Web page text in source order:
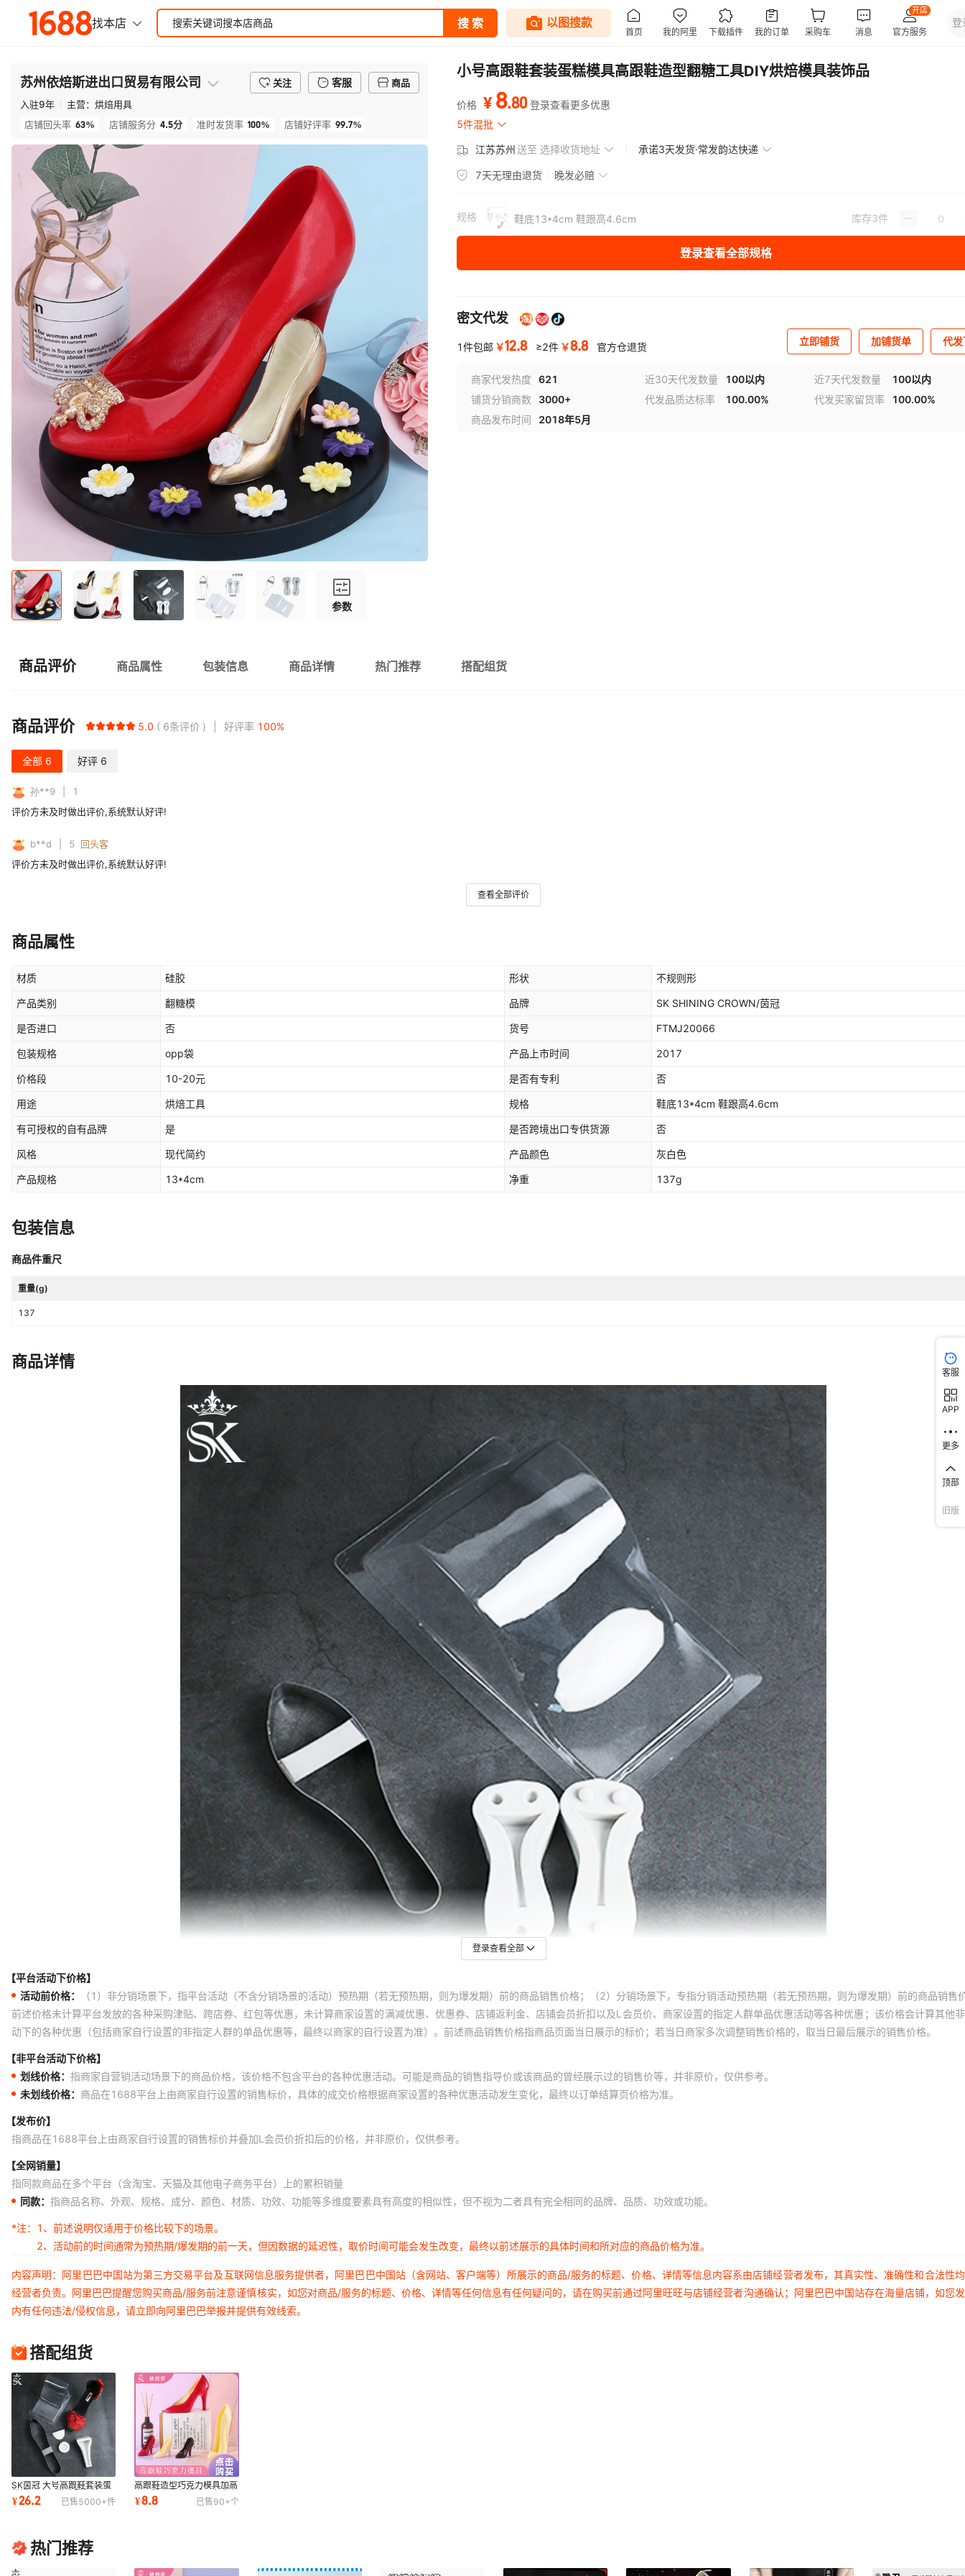
苏州依焙斯进出口贸易有限公司 关注 客服
商品
入驻9年 主营： 烘焙用具
店铺回头率 63% 店铺服务分 4.5分 准时发货率 100% 店铺好评率 99.7%
参数
小号高跟鞋套装蛋糕模具高跟鞋造型翻糖工具DIY烘焙模具装饰品
价格 ¥ 8.80 登录查看更多优惠
5件混批
江苏苏州送至 选择收货地址 承诺3天发货·常发韵达快递
7天无理由退货 晚发必赔
规格 鞋底13*4cm 鞋跟高4.6cm 库存3件
登录查看全部规格
密文代发
1件包邮 ￥12.8 ≥2件 ￥8.8 官方仓退货 立即铺货 加铺货单 代
商家代发热度 621 近30天代发数量 100以内 近7天代发数量
100以内
铺货分销商数
3000+ 代发品质达标率 100.00% 代发买家留货率
100.00%
商品发布时间
2018年5月
商品评价 商品属性 包装信息 商品详情 热门推荐 搭配组货
商品评价 5.0 6条评价 好评率 100%
全部 6 好评 6
孙**9
1
评价方未及时做出评价,系统默认好评!
b**d 5
回头客
评价方未及时做出评价,系统默认好评!
查看全部评价
商品属性
材质 硅胶 形状 不规则形
产品类别 翻糖模 品牌 SK SHINING CROWN/茵冠
是否进口 否 货号 FTMJ20066
包装规格 opp袋 产品上市时间 2017
价格段 10-20元 是否有专利 否
用途 烘焙工具 规格 鞋底13*4cm 鞋跟高4.6cm
有可授权的自有品牌 是 是否跨境出口专供货源 否
风格 现代简约 产品颜色 灰白色
产品规格 13*4cm 净重 137g
包装信息
商品件重尺
重量(g)
137
商品详情
登录查看全部
【平台活动下价格】
活动前价格：
（1）非分销场景下，指平台活动（不含分销场景的活动）预热期（若无预热期，则为爆发期）前的商品销售价格；（2）分销场景下，专指分销活动预热期（若无预热期，则为爆发期）前的商品销售
前述价格未计算平台发放的各种采购津贴、跨店券、红包等优惠，未计算商家设置的满减优惠、优惠券、店铺返利金、店铺会员折扣以及L会员价、商家设置的指定人群单品优惠活动等各种优惠；该价格会计算其他
动下的各种优惠（包括商家自行设置的非指定人群的单品优惠等，最终以商家的自行设置为准）。前述商品销售价格指商品页面当日展示的标价；若当日商家多次调整销售价格的，取当日最后展示的销售价格。
【非平台活动下价格】
划线价格： 指商家自营销活动场景下的商品价格，该价格不包含平台的各种优惠活动。可能是商品的销售指导价或该商品的曾经展示过的销售价等，并非原价，仅供参考。
未划线价格： 商品在1688平台上由商家自行设置的销售标价，具体的成交价格根据商家设置的各种优惠活动发生变化，最终以订单结算页价格为准。
【发布价】
指商品在1688平台上由商家自行设置的销售标价并叠加L会员价折扣后的价格，并非原价，仅供参考。
【全网销量】
指同款商品在多个平台（含淘宝、天猫及其他电子商务平台）上的累积销量
同款： 指商品名称、外观、规格、成分、颜色、材质、功效、功能等多维度要素具有高度的相似性，但不视为二者具有完全相同的品牌、品质、功效或功能。
*注：
1、前述说明仅适用于价格比较下的场景。
2、活动前的时间通常为预热期/爆发期的前一天，但因数据的延迟性，取价时间可能会发生改变，最终以前述展示的具体时间和所对应的商品价格为准。
内容声明：阿里巴巴中国站为第三方交易平台及互联网信息服务提供者，阿里巴巴中国站（含网站、客户端等）所展示的商品/服务的标题、价格、详情等信息内容系由店铺经营者发布，其真实性、准确性和合法性
经营者负责。阿里巴巴提醒您购买商品/服务前注意谨慎核实，如您对商品/服务的标题、价格、详情等任何信息有任何疑问的，请在购买前通过阿里旺旺与店铺经营者沟通确认；阿里巴巴中国站存在海量店铺，如您
内有任何违法/侵权信息，请立即向阿里巴巴举报并提供有效线索。
搭配组货
SK茵冠 大号高跟鞋套装蛋
糕模具 高跟鞋造型翻糖工
具 DIY烘焙模具
¥26.2 已售5000+件
高跟鞋造型巧克力模具加高
高跟鞋巧克力模手工女士高
跟鞋巧克力模
¥8.8 已售90+个
热门推荐
客服
APP
更多
顶部
旧版